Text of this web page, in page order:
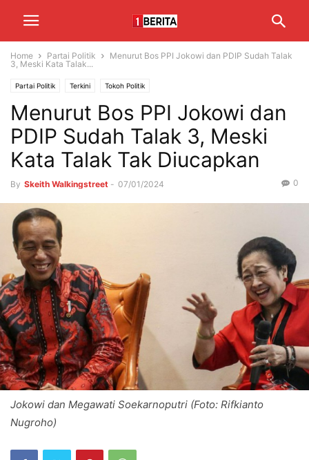
Home Partai Politik
Menurut Bos PPI Jokowi dan PDIP Sudah Talak
3, Meski Kata Talak...
Partai Politik Terkini Tokoh Politik
Menurut Bos PPI Jokowi dan
PDIP Sudah Talak 3, Meski
Kata Talak Tak Diucapkan
By Skeith Walkingstreet - 07/01/2024 0
Jokowi dan Megawati Soekarnoputri (Foto: Rifkianto
Nugroho)